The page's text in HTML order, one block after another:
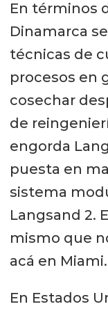
En términos
Dinamarca
técnicas de
procesos en
cosechar
de
engorda
puesta en
sistema
Langsand 2.
mismo que
acá en Miami.
En Estados